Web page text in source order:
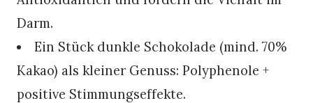
Darm.
Ein Stück dunkle Schokolade (mind. 70%
Kakao) als kleiner Genuss: Polyphenole +
positive Stimmungseffekte.